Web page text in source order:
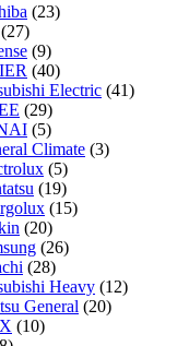
(23)
(27)
(9)
(40)
Electric (41)
(29)
(5)
Climate (3)
(5)
(19)
(15)
(20)
(26)
(28)
Heavy (12)
General (20)
(10)